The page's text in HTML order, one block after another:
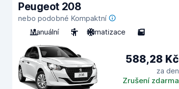
Peugeot 208
nebo podobné Kompaktní
Manuální
5 Klimatizace 5
588,28 Kč
za den
Zrušení zdarma